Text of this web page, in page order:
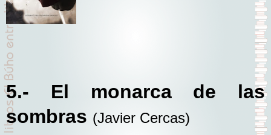
5.- El monarca de las
sombras (Javier Cercas)